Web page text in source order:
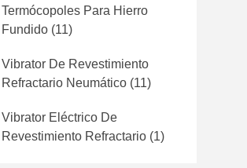
Termócopoles Para Hierro
Fundido (11)
Vibrator De Revestimiento
Refractario Neumático (11)
Vibrator Eléctrico De
Revestimiento Refractario (1)